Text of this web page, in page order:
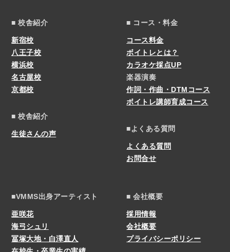
■ 校舎紹介
新宿校
八王子校
横浜校
名古屋校
京都校
■ 校舎紹介
生徒さんの声
■ コース・料金
コース料金
ボイトレとは？
カラオケ採点UP
楽器演奏
作詞・作曲・DTMコース
ボイトレ講師育成コース
■よくある質問
よくある質問
お問合せ
■VMMS出身アーティスト
亜咲花
海弓シュリ
冨塚大地・白澤直人
■ 会社概要
採用情報
会社概要
プライバシーポリシー